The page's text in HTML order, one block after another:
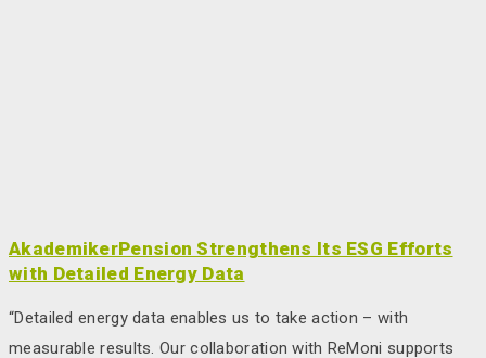
AkademikerPension Strengthens Its ESG Efforts
with Detailed Energy Data
“Detailed energy data enables us to take action – with
measurable results. Our collaboration with ReMoni supports